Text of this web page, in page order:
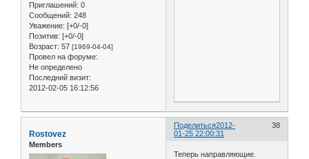
Приглашений: 0
Сообщений: 248
Уважение: [+0/-0]
Позитив: [+0/-0]
Возраст: 57 [1969-04-04]
Провел на форуме:
Не определено
Последний визит:
2012-02-05 16:12:56
Поделиться 38
2012-
01-25 22:00:31
Rostovez
Members
Теперь направляющие.